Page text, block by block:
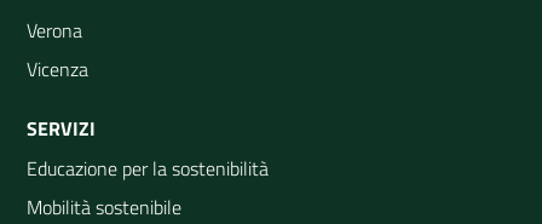
Verona
Vicenza
SERVIZI
Educazione per la sostenibilità
Mobilità sostenibile